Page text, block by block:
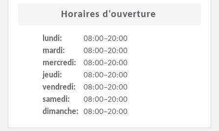
Horaires d'ouverture
lundi:
08:00–20:00
mardi:
08:00–20:00
mercredi:
08:00–20:00
jeudi:
08:00–20:00
vendredi:
08:00–20:00
samedi:
08:00–20:00
dimanche:
08:00–20:00